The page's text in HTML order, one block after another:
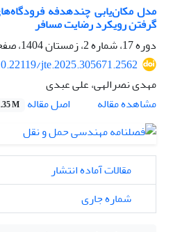
مدل مکان‌یابی چندهدفه
گرفتن رویکرد رضایت مسافر
دوره 17، شماره 2، زمستان 1404، صفحه
jte.2025.305671.2562
مهدی نصرالهی، علی عبدی
مشاهده مقاله
اصل مقاله M
مقالات آماده انتشار
شماره جاری